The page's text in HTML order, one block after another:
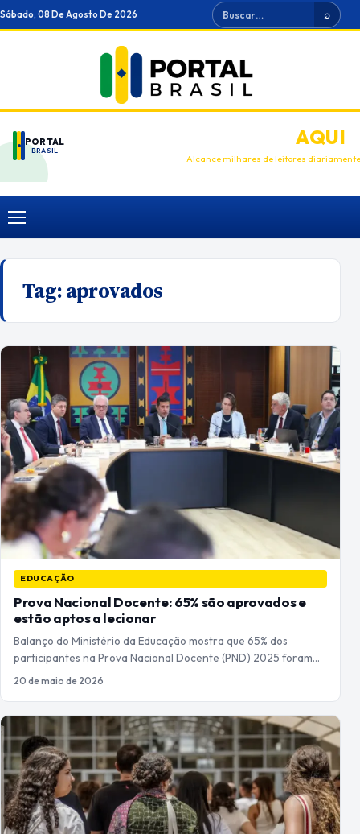
Ir
para
Sábado, 08 De Agosto De 2026 Buscar ⌕
PORTAL
BRASIL
ANUNCIEAQUI
Alcance milhares de leitores diariamente
Menu
Tag:aprovados
EDUCAÇÃO
Prova Nacional Docente: 65% são aprovados e
estão aptos a lecionar
Balanço do Ministério da Educação mostra que 65% dos
participantes na Prova Nacional Docente (PND) 2025 foram…
20 de maio de 2026